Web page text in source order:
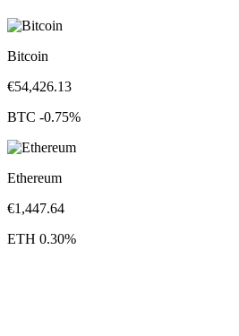
Bitcoin
€54,426.13
BTC -0.75%
Ethereum
€1,447.64
ETH 0.30%